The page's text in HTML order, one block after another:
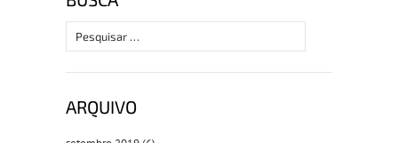
Pesquisar
por:
ARQUIVO